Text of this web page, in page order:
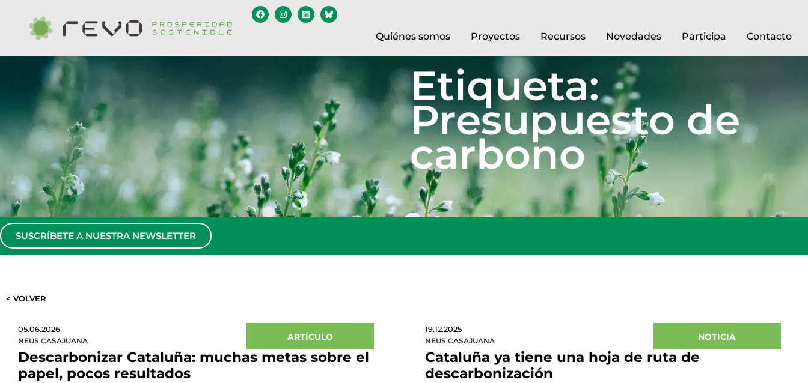
Quiénes somos Proyectos Recursos Novedades Participa Contacto
Etiqueta:
Presupuesto de
carbono
SUSCRÍBETE A NUESTRA NEWSLETTER
< VOLVER
05.06.2026
NEUS CASAJUANA ARTÍCULO
Descarbonizar Cataluña: muchas metas sobre el
papel, pocos resultados
19.12.2025
NEUS CASAJUANA NOTICIA
Cataluña ya tiene una hoja de ruta de
descarbonización